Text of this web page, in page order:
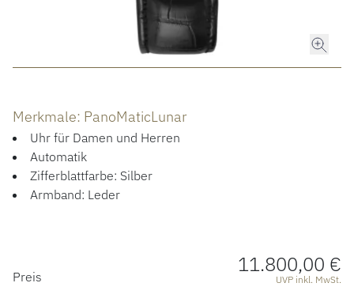
HOCHZEIT
ÜBER UNS
Merkmale: PanoMaticLunar
Uhr für Damen und Herren
Automatik
Zifferblattfarbe: Silber
Armband: Leder
PREISINFORMATIONEN
Preis 11.800,00 €
UVP inkl. MwSt.